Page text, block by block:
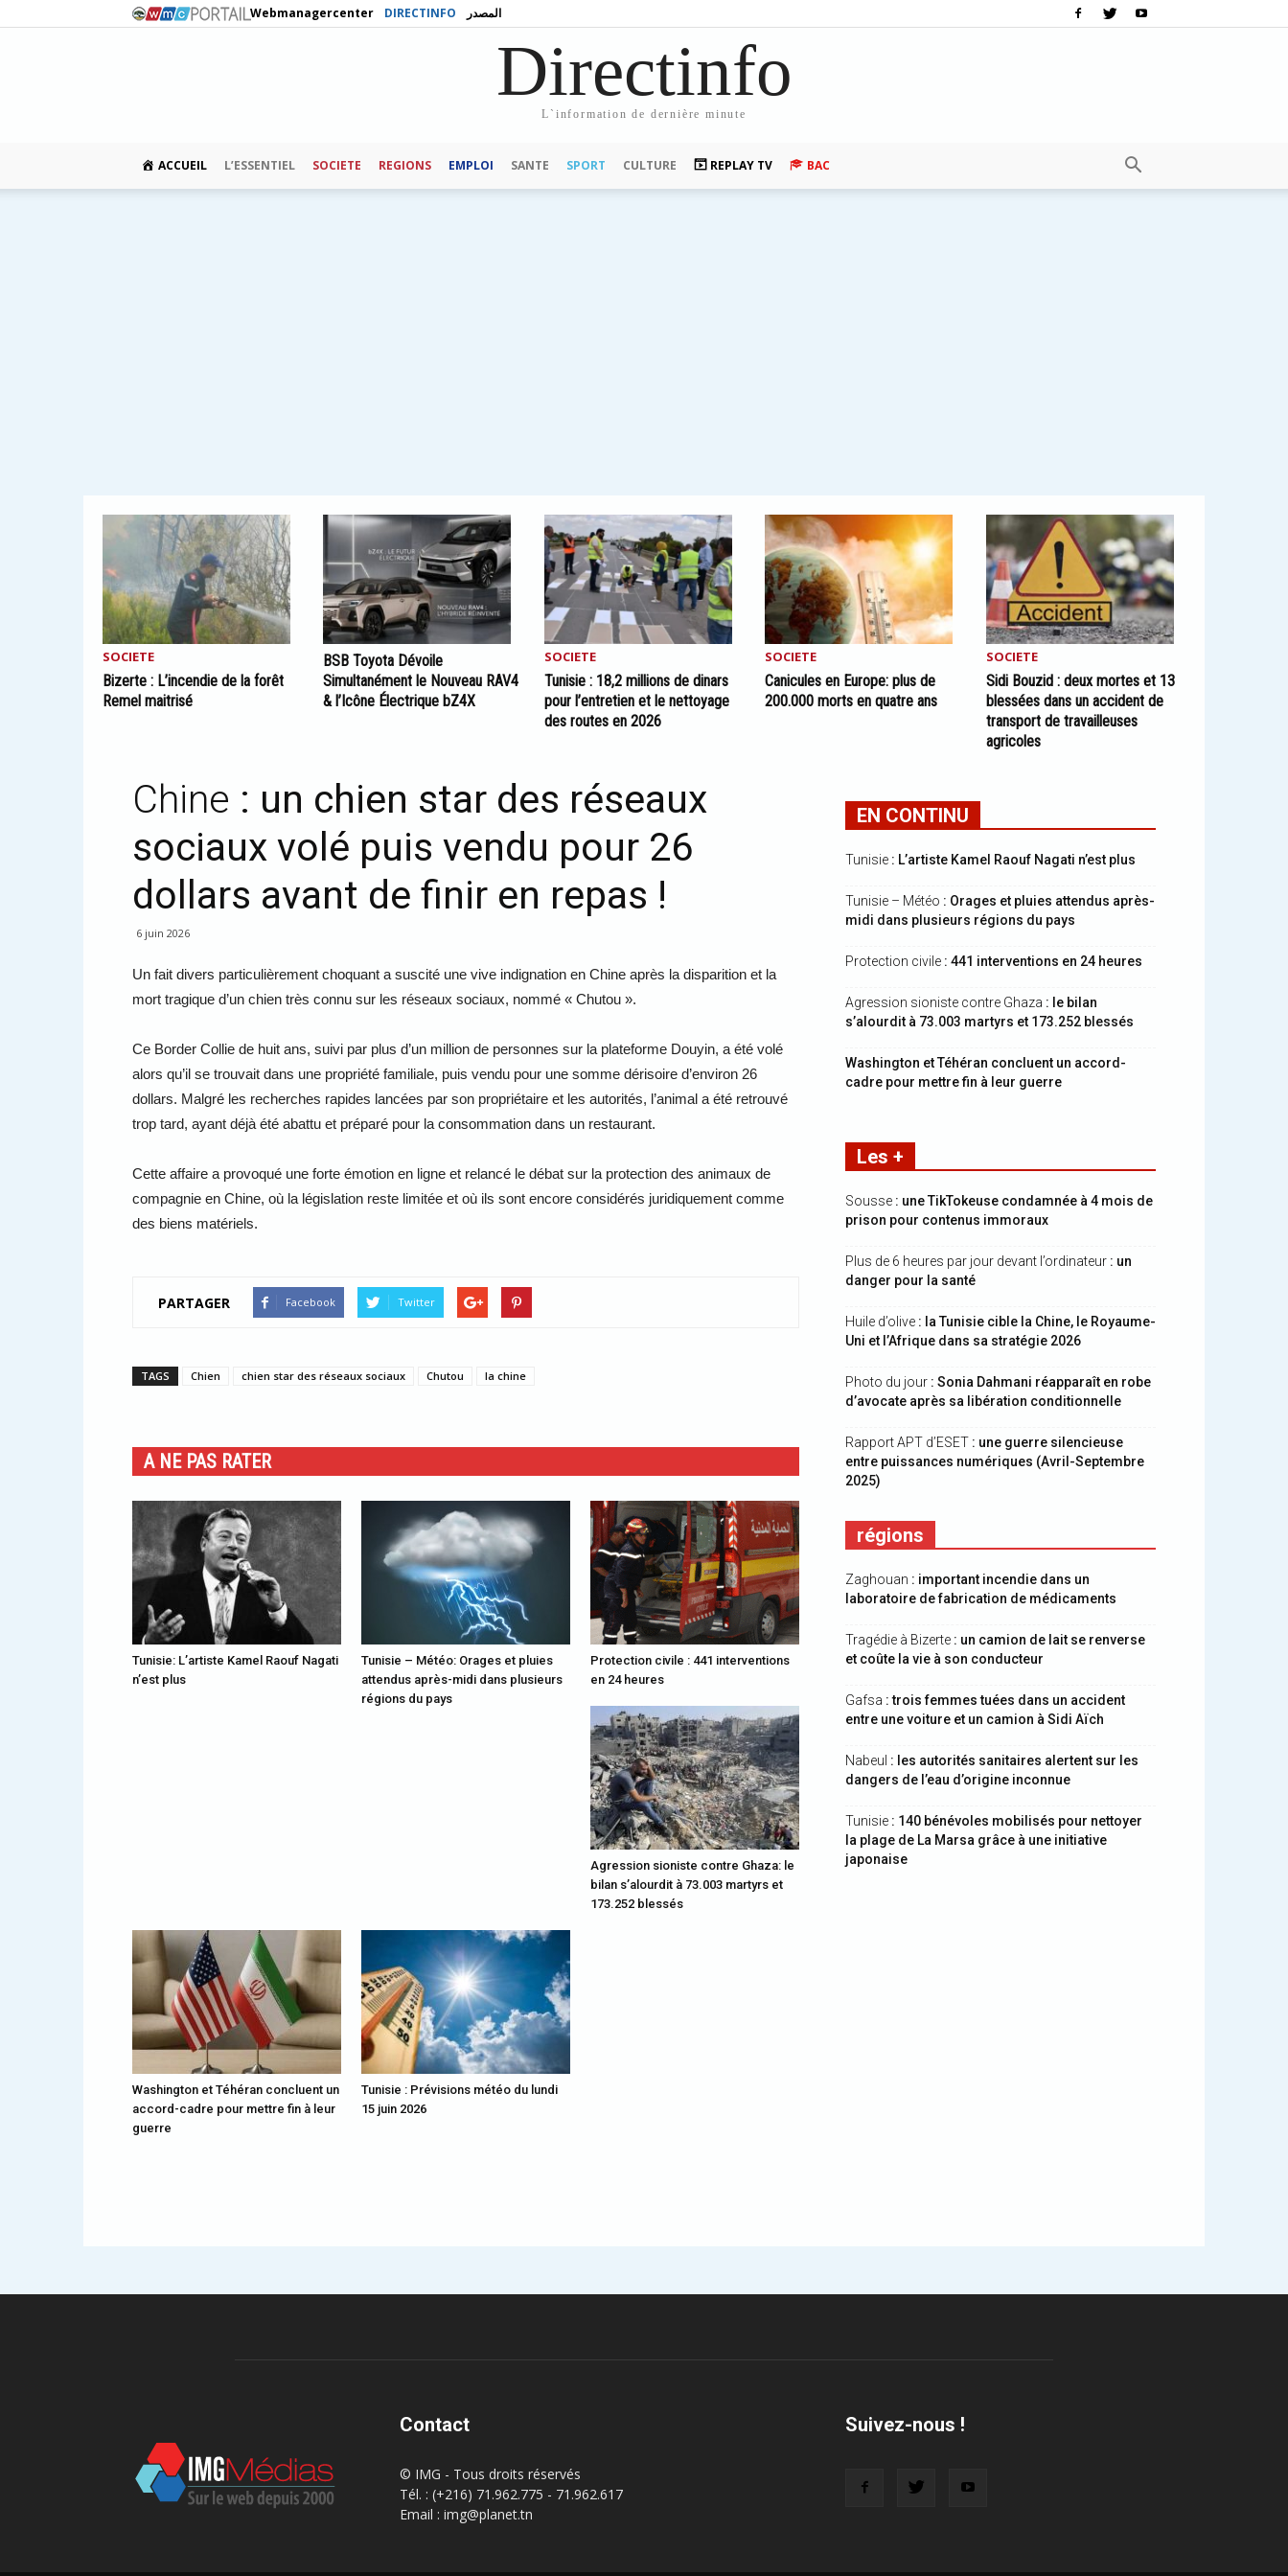
Webmanagercenter DIRECTINFO المصدر
Directinfo
L`information de dernière minute
ACCUEIL L’ESSENTIEL SOCIETE REGIONS EMPLOI SANTE SPORT CULTURE REPLAY TV BAC
SOCIETE
Bizerte : L’incendie de la forêt
Remel maitrisé
BSB Toyota Dévoile
Simultanément le Nouveau RAV4
& l’Icône Électrique bZ4X
SOCIETE
Tunisie : 18,2 millions de dinars
pour l’entretien et le nettoyage
des routes en 2026
SOCIETE
Canicules en Europe: plus de
200.000 morts en quatre ans
SOCIETE
Sidi Bouzid : deux mortes et 13
blessées dans un accident de
transport de travailleuses
agricoles
Chine : un chien star des réseaux
sociaux volé puis vendu pour 26
dollars avant de finir en repas !
6 juin 2026
Un fait divers particulièrement choquant a suscité une vive indignation en Chine après la disparition et la
mort tragique d’un chien très connu sur les réseaux sociaux, nommé « Chutou ».
Ce Border Collie de huit ans, suivi par plus d’un million de personnes sur la plateforme Douyin, a été volé
alors qu’il se trouvait dans une propriété familiale, puis vendu pour une somme dérisoire d’environ 26
dollars. Malgré les recherches rapides lancées par son propriétaire et les autorités, l’animal a été retrouvé
trop tard, ayant déjà été abattu et préparé pour la consommation dans un restaurant.
Cette affaire a provoqué une forte émotion en ligne et relancé le débat sur la protection des animaux de
compagnie en Chine, où la législation reste limitée et où ils sont encore considérés juridiquement comme
des biens matériels.
PARTAGER Facebook Twitter
TAGS Chien chien star des réseaux sociaux Chutou la chine
A NE PAS RATER
Tunisie: L’artiste Kamel Raouf Nagati
n’est plus
Tunisie – Météo: Orages et pluies
attendus après-midi dans plusieurs
régions du pays
Protection civile : 441 interventions
en 24 heures
Agression sioniste contre Ghaza: le
bilan s’alourdit à 73.003 martyrs et
173.252 blessés
Washington et Téhéran concluent un
accord-cadre pour mettre fin à leur
guerre
Tunisie : Prévisions météo du lundi
15 juin 2026
EN CONTINU
Tunisie : L’artiste Kamel Raouf Nagati n’est plus
Tunisie – Météo : Orages et pluies attendus après-
midi dans plusieurs régions du pays
Protection civile : 441 interventions en 24 heures
Agression sioniste contre Ghaza : le bilan
s’alourdit à 73.003 martyrs et 173.252 blessés
Washington et Téhéran concluent un accord-
cadre pour mettre fin à leur guerre
Les +
Sousse : une TikTokeuse condamnée à 4 mois de
prison pour contenus immoraux
Plus de 6 heures par jour devant l’ordinateur : un
danger pour la santé
Huile d’olive : la Tunisie cible la Chine, le Royaume-
Uni et l’Afrique dans sa stratégie 2026
Photo du jour : Sonia Dahmani réapparaît en robe
d’avocate après sa libération conditionnelle
Rapport APT d’ESET : une guerre silencieuse
entre puissances numériques (Avril-Septembre
2025)
régions
Zaghouan : important incendie dans un
laboratoire de fabrication de médicaments
Tragédie à Bizerte : un camion de lait se renverse
et coûte la vie à son conducteur
Gafsa : trois femmes tuées dans un accident
entre une voiture et un camion à Sidi Aïch
Nabeul : les autorités sanitaires alertent sur les
dangers de l’eau d’origine inconnue
Tunisie : 140 bénévoles mobilisés pour nettoyer
la plage de La Marsa grâce à une initiative
japonaise
Contact
© IMG - Tous droits réservés
Tél. : (+216) 71.962.775 - 71.962.617
Email : img@planet.tn
Suivez-nous !